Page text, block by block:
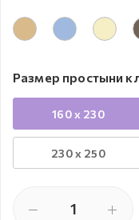
Размер простыни
160 x 230
230 х 250